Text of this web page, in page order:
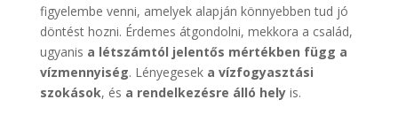
figyelembe venni, amelyek alapján könnyebben tud jó
döntést hozni. Érdemes átgondolni, mekkora a család,
ugyanis a létszámtól jelentős mértékben függ a
vízmennyiség. Lényegesek a vízfogyasztási
szokások, és a rendelkezésre álló hely is.